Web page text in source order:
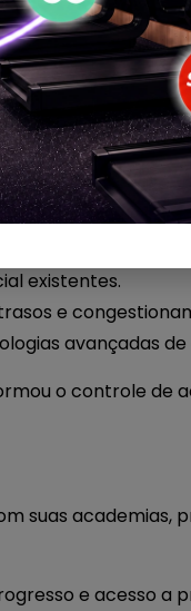
membros.
dos clientes.
a catracas
só elimina as
positiva desde o
incluem:
existentes.
e
avançadas
o controle de
suas academias,
e acesso a